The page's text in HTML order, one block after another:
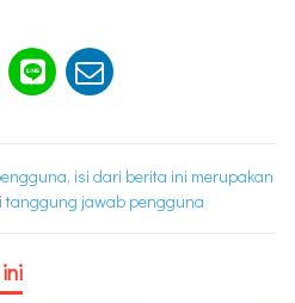
isi dari berita ini merupakan
tanggung jawab pengguna